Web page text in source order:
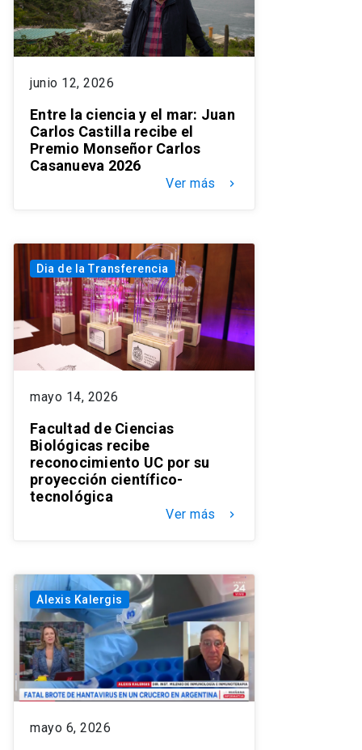
junio 12, 2026
Entre la ciencia y el mar: Juan
Carlos Castilla recibe el
Premio Monseñor Carlos
Casanueva 2026
Ver más keyboard_arrow_right
Dia de la Transferencia
mayo 14, 2026
Facultad de Ciencias
Biológicas recibe
reconocimiento UC por su
proyección científico-
tecnológica
Ver más keyboard_arrow_right
Alexis Kalergis
mayo 6, 2026